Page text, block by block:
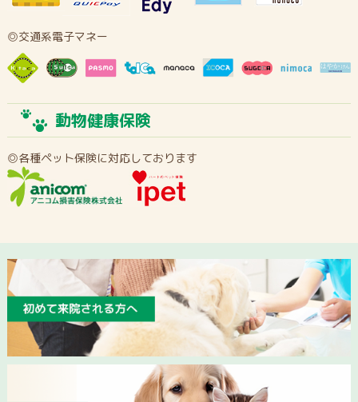
◎交通系電子マネー
動物健康保険
◎各種ペット保険に対応しております